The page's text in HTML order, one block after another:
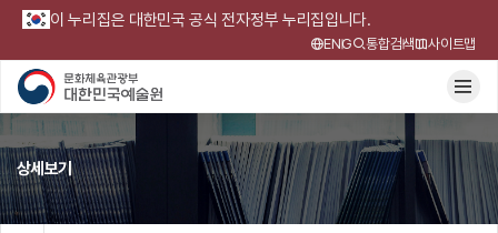
이 누리집은 대한민국 공식 전자정부 누리집입니다.
ENG 통합검색 사이트맵
상세보기